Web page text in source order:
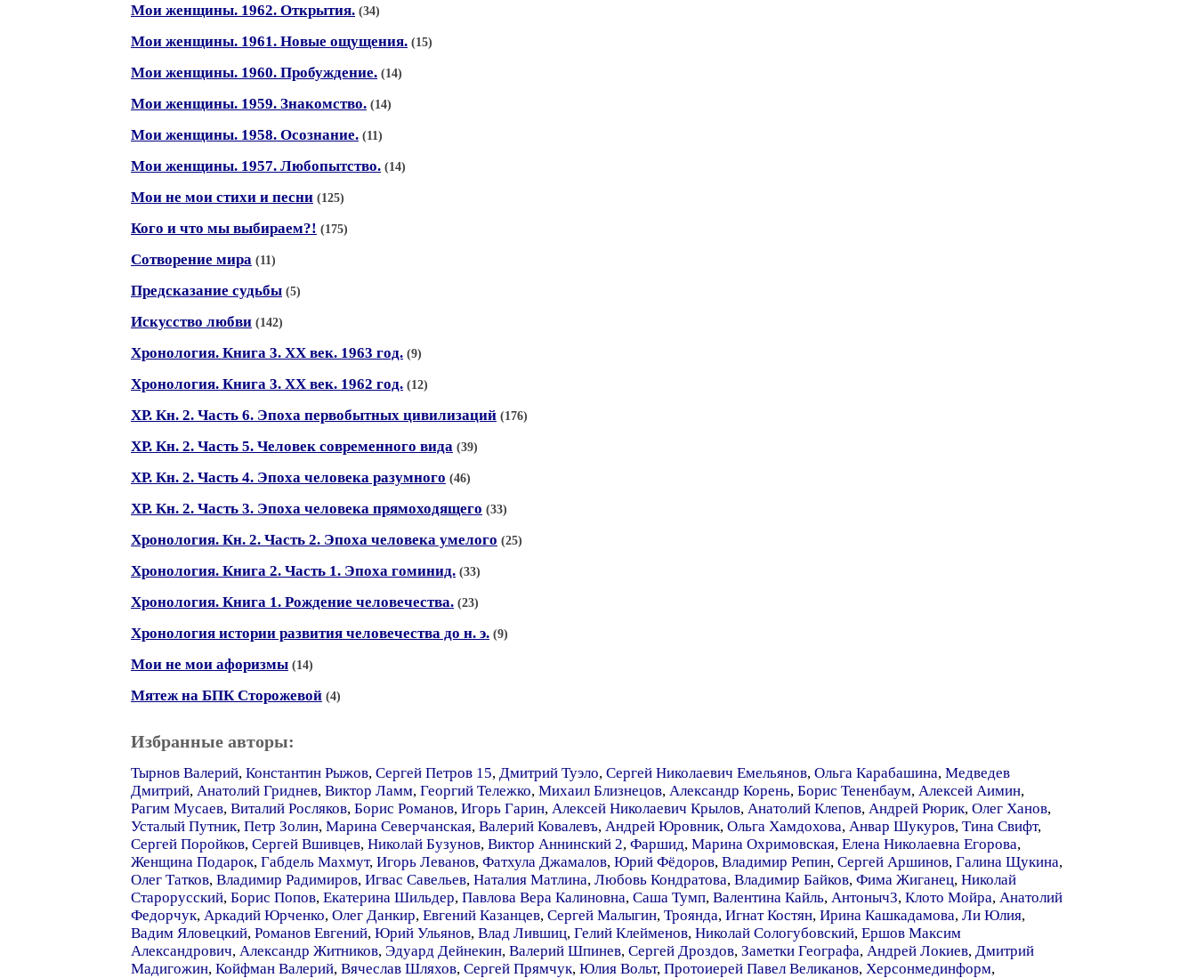
Мои женщины. 1962. Открытия. (34)
Мои женщины. 1961. Новые ощущения. (15)
Мои женщины. 1960. Пробуждение. (14)
Мои женщины. 1959. Знакомство. (14)
Мои женщины. 1958. Осознание. (11)
Мои женщины. 1957. Любопытство. (14)
Мои не мои стихи и песни (125)
Кого и что мы выбираем?! (175)
Сотворение мира (11)
Предсказание судьбы (5)
Искусство любви (142)
Хронология. Книга 3. XX век. 1963 год. (9)
Хронология. Книга 3. ХХ век. 1962 год. (12)
ХР. Кн. 2. Часть 6. Эпоха первобытных цивилизаций (176)
ХР. Кн. 2. Часть 5. Человек современного вида (39)
ХР. Кн. 2. Часть 4. Эпоха человека разумного (46)
ХР. Кн. 2. Часть 3. Эпоха человека прямоходящего (33)
Хронология. Кн. 2. Часть 2. Эпоха человека умелого (25)
Хронология. Книга 2. Часть 1. Эпоха гоминид. (33)
Хронология. Книга 1. Рождение человечества. (23)
Хронология истории развития человечества до н. э. (9)
Мои не мои афоризмы (14)
Мятеж на БПК Сторожевой (4)
Избранные авторы:
Тырнов Валерий, Константин Рыжов, Сергей Петров 15, Дмитрий Туэло, Сергей Николаевич Емельянов, Ольга Карабашина, Медведев
Дмитрий, Анатолий Гриднев, Виктор Ламм, Георгий Тележко, Михаил Близнецов, Александр Корень, Борис Тененбаум, Алексей Аимин,
Рагим Мусаев, Виталий Росляков, Борис Романов, Игорь Гарин, Алексей Николаевич Крылов, Анатолий Клепов, Андрей Рюрик, Олег Ханов,
Усталый Путник, Петр Золин, Марина Северчанская, Валерий Ковалевъ, Андрей Юровник, Ольга Хамдохова, Анвар Шукуров, Тина Свифт,
Сергей Поройков, Сергей Вшивцев, Николай Бузунов, Виктор Аннинский 2, Фаршид, Марина Охримовская, Елена Николаевна Егорова,
Женщина Подарок, Габдель Махмут, Игорь Леванов, Фатхула Джамалов, Юрий Фёдоров, Владимир Репин, Сергей Аршинов, Галина Щукина,
Олег Татков, Владимир Радимиров, Игвас Савельев, Наталия Матлина, Любовь Кондратова, Владимир Байков, Фима Жиганец, Николай
Старорусский, Борис Попов, Екатерина Шильдер, Павлова Вера Калиновна, Саша Тумп, Валентина Кайль, Антоныч3, Клото Мойра, Анатолий
Федорчук, Аркадий Юрченко, Олег Данкир, Евгений Казанцев, Сергей Малыгин, Троянда, Игнат Костян, Ирина Кашкадамова, Ли Юлия,
Вадим Яловецкий, Романов Евгений, Юрий Ульянов, Влад Лившиц, Гелий Клейменов, Николай Сологубовский, Ершов Максим
Александрович, Александр Житников, Эдуард Дейнекин, Валерий Шпинев, Сергей Дроздов, Заметки Географа, Андрей Локиев, Дмитрий
Мадигожин, Койфман Валерий, Вячеслав Шляхов, Сергей Прямчук, Юлия Вольт, Протоиерей Павел Великанов, Херсонмединформ,